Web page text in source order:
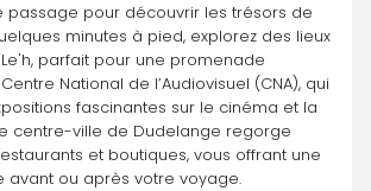
passage pour découvrir les trésors de
minutes à pied, explorez des lieux
parfait pour une promenade
National de l’Audiovisuel (CNA), qui
fascinantes sur le cinéma et la
centre-ville de Dudelange regorge
et boutiques, vous offrant une
avant ou après votre voyage.